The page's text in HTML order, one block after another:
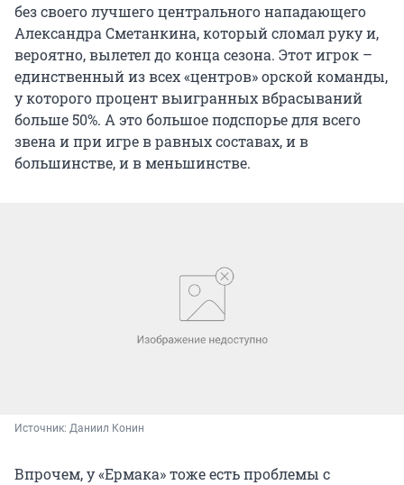
без своего лучшего центрального нападающего
Александра Сметанкина, который сломал руку и,
вероятно, вылетел до конца сезона. Этот игрок –
единственный из всех «центров» орской команды,
у которого процент выигранных вбрасываний
больше 50%. А это большое подспорье для всего
звена и при игре в равных составах, и в
большинстве, и в меньшинстве.
Источник: Даниил Конин
Впрочем, у «Ермака» тоже есть проблемы с